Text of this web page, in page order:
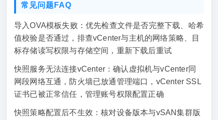
常见问题FAQ
导入OVA模板失败：优先检查文件是否完整下载、哈希
值校验是否通过，排查vCenter与主机的网络策略、目
标存储读写权限与存储空间，重新下载后重试
快照服务无法连接vCenter：确认虚拟机与vCenter同
网段网络互通，防火墙已放通管理端口，vCenter SSL
证书已被正常信任，管理账号权限配置正确
快照策略配置后不生效：核对设备版本与vSAN集群版